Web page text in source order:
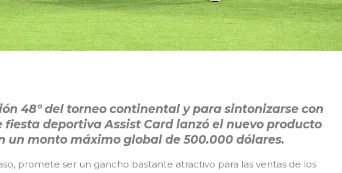
48º del torneo continental y para sintonizarse con
fiesta deportiva Assist Card lanzó el nuevo producto
un monto máximo global de 500.000 dólares.
promete ser un gancho bastante atractivo para las ventas de los